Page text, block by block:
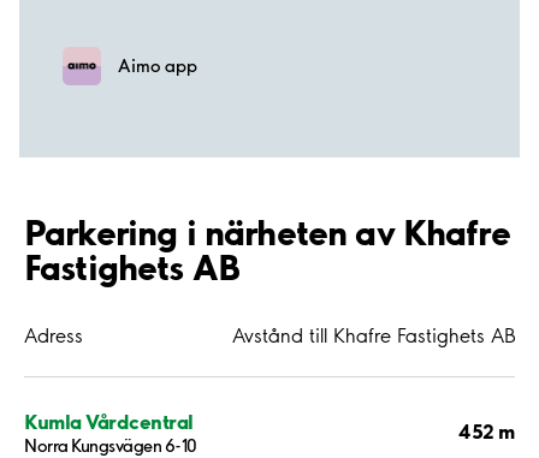
Aimo app
Parkering i närheten av Khafre
Fastighets AB
Adress Avstånd till Khafre Fastighets AB
Kumla Vårdcentral
Norra Kungsvägen 6-10
452 m